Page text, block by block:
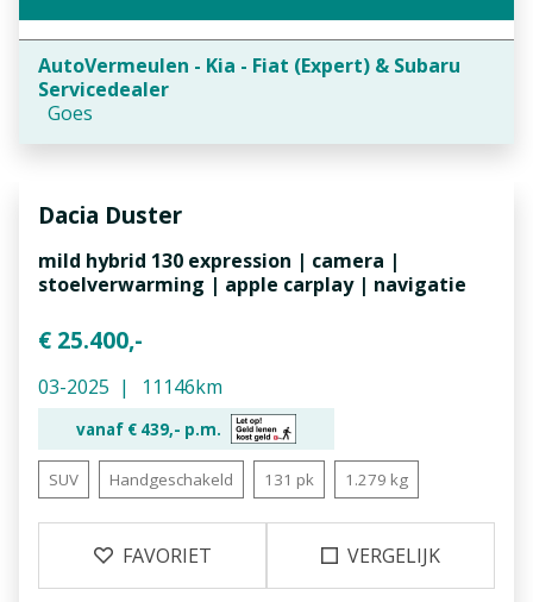
AutoVermeulen - Kia - Fiat (Expert) & Subaru
Servicedealer
Goes
Dacia Duster
mild hybrid 130 expression | camera |
stoelverwarming | apple carplay | navigatie
€ 25.400,-
03-2025 11146km
vanaf € 439,- p.m.
SUV Handgeschakeld 131 pk 1.279 kg
FAVORIET VERGELIJK